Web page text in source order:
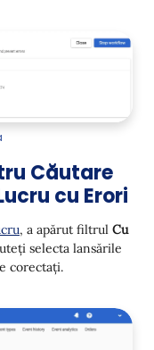
Căutare
cu Erori
, a apărut filtrul Cu
selecta lansările
corectați.